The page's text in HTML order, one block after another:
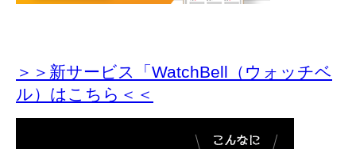
＞＞新サービス「WatchBell（ウォッチベ
ル）はこちら＜＜